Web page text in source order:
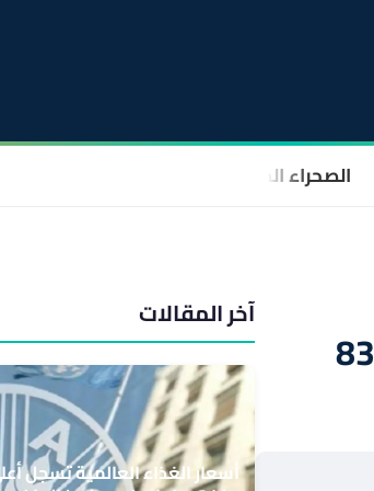
الصحراء المغربية
آخر المقالات
أسعار الغذاء العالمية تسجل